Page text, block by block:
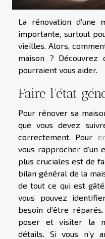
La rénovation d’une
importante, surtout
vieilles. Alors,
maison ? Découvrez
pourraient vous aider.
Faire l’état
Pour rénover sa
que vous devez
correctement. Pour
vous rapprocher d’un
plus cruciales est de
bilan général de la
de tout ce qui est
vous pouvez
besoin d’être
poser et visiter la
détails. Si vous n’y